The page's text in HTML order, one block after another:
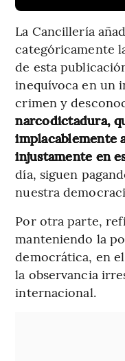
La Cancillería
categóricamente
de esta
inequívoca en un
crimen y
narcodictadura,
implacablemente
injustamente en
día, siguen
nuestra
Por otra parte,
manteniendo la
democrática, en
la observancia
internacional.